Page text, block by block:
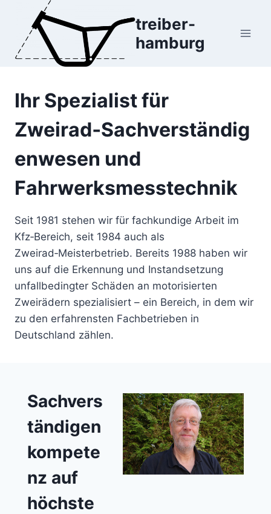
springen
treiber-
hamburg
Ihr Spezialist für
Zweirad‑Sachverständig
enwesen und
Fahrwerksmesstechnik
Seit 1981 stehen wir für fachkundige Arbeit im
Kfz‑Bereich, seit 1984 auch als
Zweirad‑Meisterbetrieb. Bereits 1988 haben wir
uns auf die Erkennung und Instandsetzung
unfallbedingter Schäden an motorisierten
Zweirädern spezialisiert – ein Bereich, in dem wir
zu den erfahrensten Fachbetrieben in
Deutschland zählen.
Sachvers
tändigen
kompete
nz auf
höchste